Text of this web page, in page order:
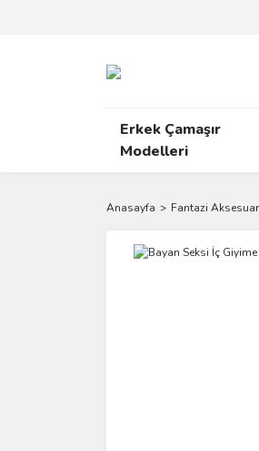
Erkek Çamaşır
Modelleri
Anasayfa Fantazi